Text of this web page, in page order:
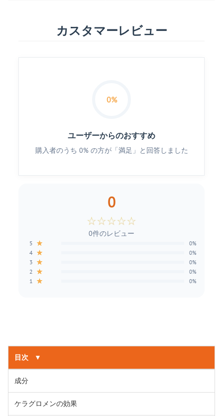
カスタマーレビュー
0%
ユーザーからのおすすめ
購入者のうち 0% の方が「満足」と回答しました
0
☆☆☆☆☆
0件のレビュー
5 ★ 0%
4 ★ 0%
3 ★ 0%
2 ★ 0%
1 ★ 0%
目次 ▼
成分
ケラグロメンの効果